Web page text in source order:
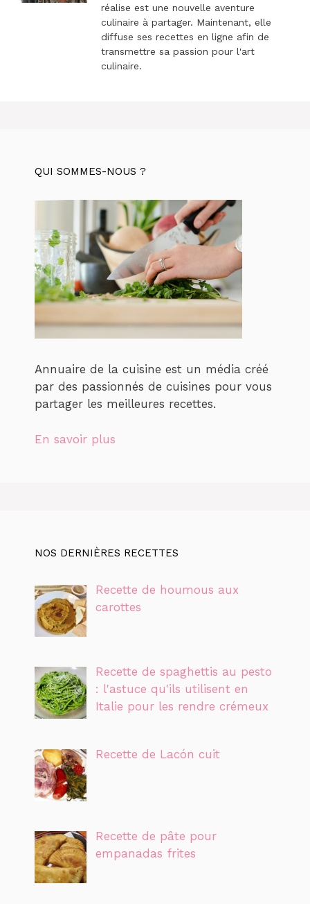
réalise est une nouvelle aventure
culinaire à partager. Maintenant, elle
diffuse ses recettes en ligne afin de
transmettre sa passion pour l'art
culinaire.
QUI SOMMES-NOUS ?
Annuaire de la cuisine est un média créé
par des passionnés de cuisines pour vous
partager les meilleures recettes.
En savoir plus
NOS DERNIÈRES RECETTES
Recette de houmous aux
carottes
Recette de spaghettis au pesto
: l'astuce qu'ils utilisent en
Italie pour les rendre crémeux
Recette de Lacón cuit
Recette de pâte pour
empanadas frites